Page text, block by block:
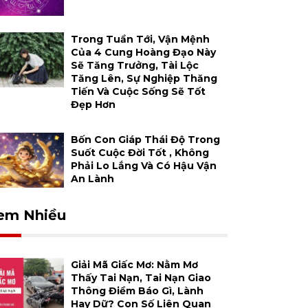
Trong Tuần Tới, Vận Mệnh
Của 4 Cung Hoàng Đạo Này
Sẽ Tăng Trưởng, Tài Lộc
Tăng Lên, Sự Nghiệp Thăng
Tiến Và Cuộc Sống Sẽ Tốt
Đẹp Hơn
Bốn Con Giáp Thái Độ Trong
Suốt Cuộc Đời Tốt , Không
Phải Lo Lắng Và Có Hậu Vận
An Lành
Nhiều
Giải Mã Giấc Mơ: Nằm Mơ
Thấy Tai Nạn, Tai Nạn Giao
Thông Điềm Báo Gì, Lành
Hay Dữ? Con Số Liên Quan